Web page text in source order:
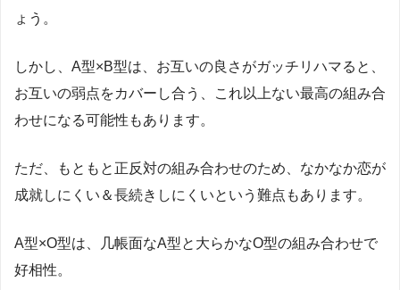
ょう。
しかし、 A型×B型は、お互いの良さがガッチリハマると、
お互いの弱点をカバーし合う、これ以上ない最高の組み合
わせになる可能性もあります。
ただ、もともと正反対の組み合わせのため、なかなか恋が
成就しにくい＆長続きしにくいという難点もあります。
A型×O型は、几帳面なA型と大らかなO型の組み合わせで
好相性。